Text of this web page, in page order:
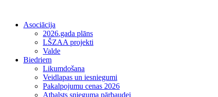
Asociācija
2026.gada plāns
LŠZAA projekti
Valde
Biedriem
Likumdošana
Veidlapas un iesniegumi
Pakalpojumu cenas 2026
Atbalsts snieguma pārbaudei